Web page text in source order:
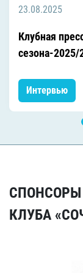
23.08.2025
Клубная
сезона-2025/
Интервью
СПОНСОРЫ
КЛУБА